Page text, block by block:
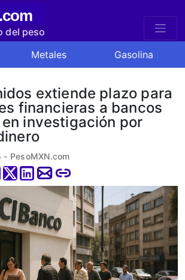
.com
del peso
Metales Gasolina
extiende plazo para
financieras a bancos
investigación por
PesoMXN.com